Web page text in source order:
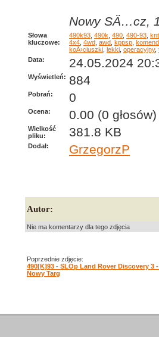
Nowy SÄ…cz,
Słowa
kluczowe:
490k93 490k 490 490-93 knt
4x4 4wd awd kppsp
koÅ›ciuszki lekki operacyjny,
Data:
24.05.2024
Wyświetleń: 884
Pobrań: 0
Ocena: 0.00 (0 głosów)
Wielkość
pliku:
381.8 KB
Dodał: GrzegorzP
Autor:
Nie ma komentarzy dla tego zdjęcia
Poprzednie zdjęcie:
490[K]93 - SLOp Land Rover Discovery 3 -
Nowy Targ